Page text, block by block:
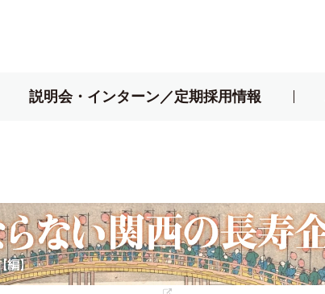
説明会・インターン／定期採用情報